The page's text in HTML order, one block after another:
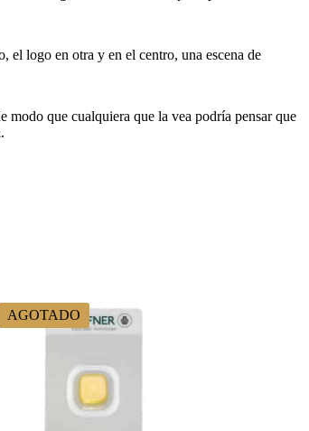
el logo en otra y en el centro, una escena de
que cualquiera que la vea podría pensar que
AGOTADO